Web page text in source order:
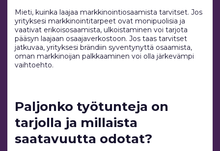
Mieti, kuinka laajaa markkinointiosaamista tarvitset. Jos
yrityksesi markkinointitarpeet ovat monipuolisia ja
vaativat erikoisosaamista, ulkoistaminen voi tarjota
pääsyn laajaan osaajaverkostoon. Jos taas tarvitset
jatkuvaa, yrityksesi brändiin syventynyttä osaamista,
oman markkinoijan palkkaaminen voi olla järkevämpi
vaihtoehto.
Paljonko työtunteja on
tarjolla ja millaista
saatavuutta odotat?